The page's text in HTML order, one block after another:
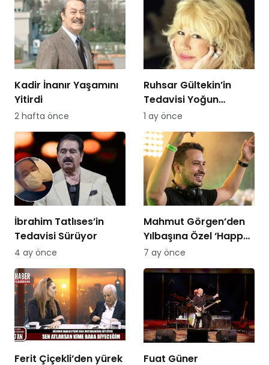
Kadir İnanır Yaşamını
Yitirdi
2 hafta önce
Ruhsar Gültekin’in
Tedavisi Yoğun
Bakımda Sürüyor
1 ay önce
İbrahim Tatlıses’in
Tedavisi Sürüyor
4 ay önce
Mahmut Görgen’den
Yılbaşına Özel ‘Happy
New Year 2026’ Seti
PowerApp’te Yayında
7 ay önce
Ferit Çiçekli’den yürek Fuat Güner